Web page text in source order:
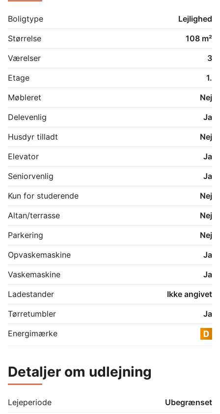
Boligtype
Lejlighed
Størrelse
108 m²
Værelser
3
Etage
1.
Møbleret
Nej
Delevenlig
Ja
Husdyr tilladt
Nej
Elevator
Ja
Seniorvenlig
Ja
Kun for studerende
Nej
Altan/terrasse
Nej
Parkering
Nej
Opvaskemaskine
Ja
Vaskemaskine
Ja
Ladestander
Ikke angivet
Tørretumbler
Ja
Energimærke
Detaljer om udlejning
Lejeperiode
Ubegrænset